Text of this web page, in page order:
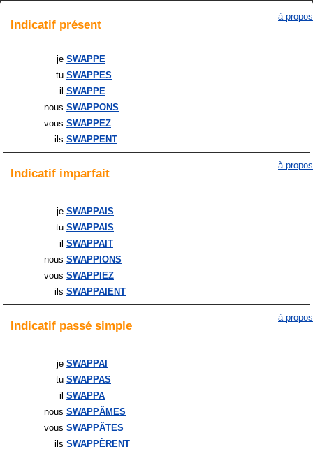
Indicatif présent
à propos
je SWAPPE
tu SWAPPES
il SWAPPE
nous SWAPPONS
vous SWAPPEZ
ils SWAPPENT
Indicatif imparfait
à propos
je SWAPPAIS
tu SWAPPAIS
il SWAPPAIT
nous SWAPPIONS
vous SWAPPIEZ
ils SWAPPAIENT
Indicatif passé simple
à propos
je SWAPPAI
tu SWAPPAS
il SWAPPA
nous SWAPPÂMES
vous SWAPPÂTES
ils SWAPPÈRENT